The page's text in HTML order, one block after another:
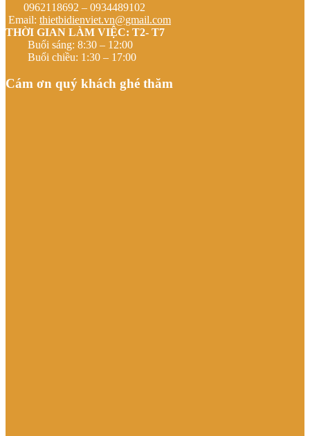
0962118692 – 0934489102
Email: thietbidienviet.vn@gmail.com
THỜI GIAN LÀM VIỆC: T2- T7
Buổi sáng: 8:30 – 12:00
Buổi chiều: 1:30 – 17:00
Cám ơn quý khách ghé thăm